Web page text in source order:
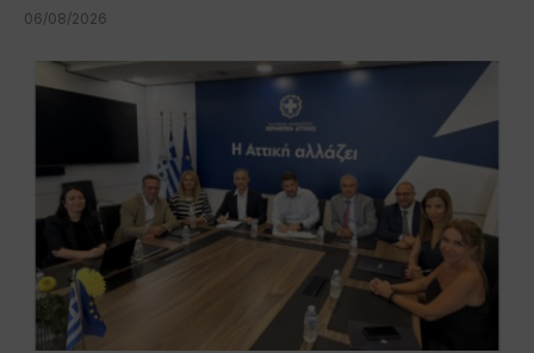
06/08/2026